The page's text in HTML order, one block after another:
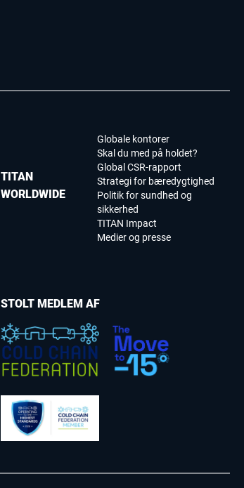
TITAN
WORLDWIDE
Globale kontorer
Skal du med på holdet?
Global CSR-rapport
Strategi for bæredygtighed
Politik for sundhed og
sikkerhed
TITAN Impact
Medier og presse
STOLT MEDLEM AF